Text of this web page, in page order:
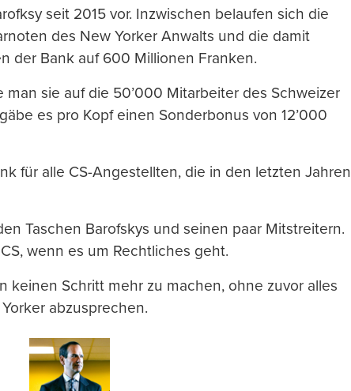
seit 2015 vor. Inzwischen belaufen sich die
des New Yorker Anwalts und die damit
der Bank auf 600 Millionen Franken.
man sie auf die 50’000 Mitarbeiter des Schweizer
es pro Kopf einen Sonderbonus von 12’000
für alle CS-Angestellten, die in den letzten Jahren
Taschen Barofskys und seinen paar Mitstreitern.
wenn es um Rechtliches geht.
keinen Schritt mehr zu machen, ohne zuvor alles
abzusprechen.